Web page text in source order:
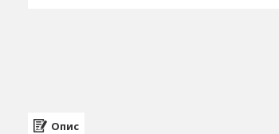
Опис